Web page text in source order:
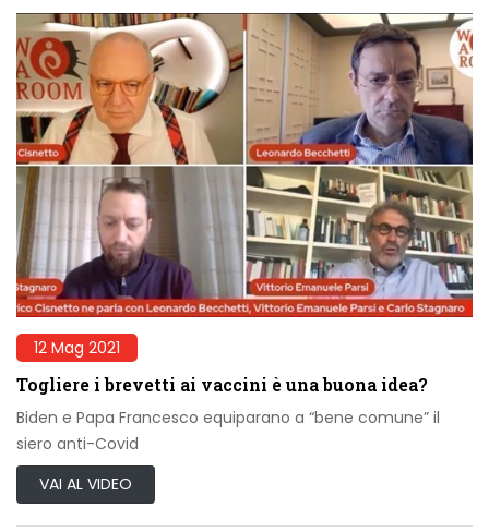
12 Mag 2021
Togliere i brevetti ai vaccini è una buona idea?
Biden e Papa Francesco equiparano a “bene comune” il
siero anti-Covid
VAI AL VIDEO